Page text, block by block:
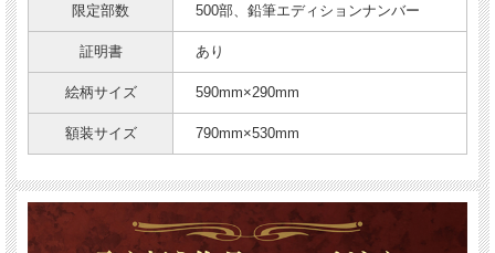
限定部数 500部、鉛筆エディションナンバー
証明書 あり
絵柄サイズ 590mm×290mm
額装サイズ 790mm×530mm